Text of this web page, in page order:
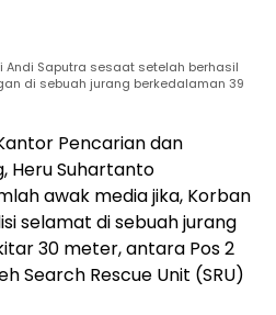
Andi Saputra sesaat setelah berhasil
di sebuah jurang berkedalaman 39
Pencarian dan
Heru Suhartanto
awak media jika, Korban
selamat di sebuah jurang
30 meter, antara Pos 2
Search Rescue Unit (SRU)